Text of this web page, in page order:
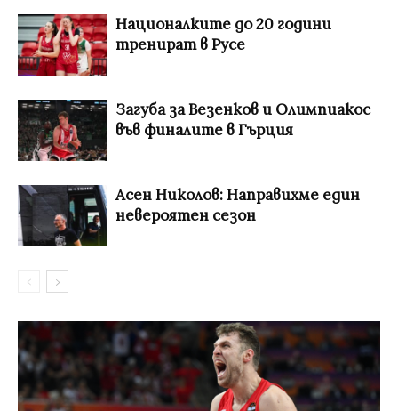
Националките до 20 години
тренират в Русе
Загуба за Везенков и Олимпиакос
във финалите в Гърция
Асен Николов: Направихме един
невероятен сезон